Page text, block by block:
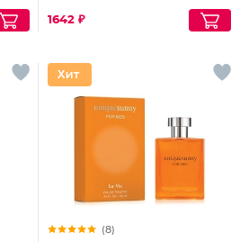
1642 ₽
(8)